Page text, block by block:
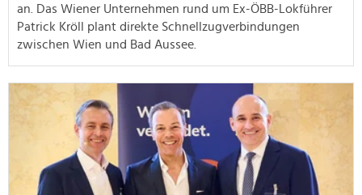
an. Das Wiener Unternehmen rund um Ex-ÖBB-Lokführer
Patrick Kröll plant direkte Schnellzugverbindungen
zwischen Wien und Bad Aussee.